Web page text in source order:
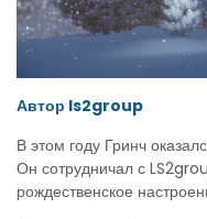
Автор ls2group
В этом году Гринч
Он сотрудничал с
рождественское